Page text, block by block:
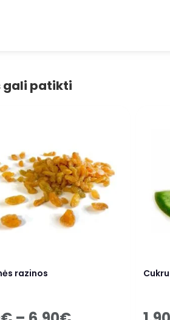
gali patikti
razinos